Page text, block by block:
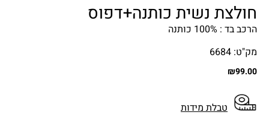
חולצת נשית כותנה+דפוס
הרכב בד : 100% כותנה
מק"ט: 6684
₪99.00
טבלת מידות